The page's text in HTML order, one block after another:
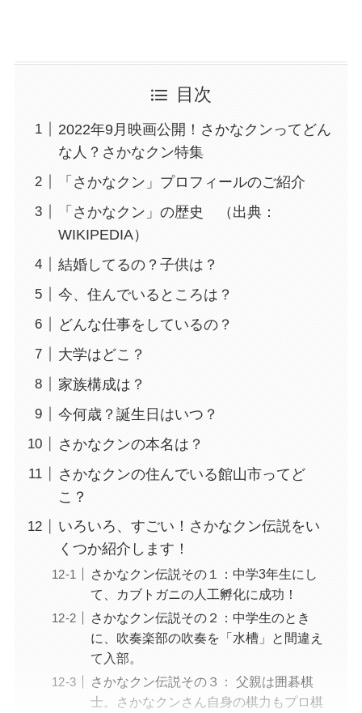
目次
2022年9月映画公開！さかなクンってどん
な人？さかなクン特集
「さかなクン」プロフィールのご紹介
「さかなクン」の歴史 （出典：
WIKIPEDIA）
結婚してるの？子供は？
今、住んでいるところは？
どんな仕事をしているの？
大学はどこ？
家族構成は？
今何歳？誕生日はいつ？
さかなクンの本名は？
さかなクンの住んでいる館山市ってど
こ？
いろいろ、すごい！さかなクン伝説をい
くつか紹介します！
さかなクン伝説その１：中学3年生にし
て、カブトガニの人工孵化に成功！
さかなクン伝説その２：中学生のとき
に、吹奏楽部の吹奏を「水槽」と間違え
て入部。
さかなクン伝説その３： 父親は囲碁棋
士。さかなクンさん自身の棋力もプロ棋